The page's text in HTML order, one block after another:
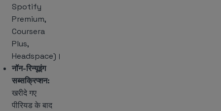
Spotify
Premium,
Coursera
Plus,
Headspace)।
नॉन-रिन्यूइंग
सब्सक्रिप्शन:
खरीदे गए
पीरियड के बाद